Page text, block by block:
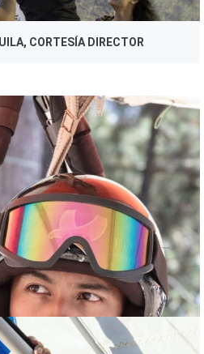
CORTESÍA DIRECTOR